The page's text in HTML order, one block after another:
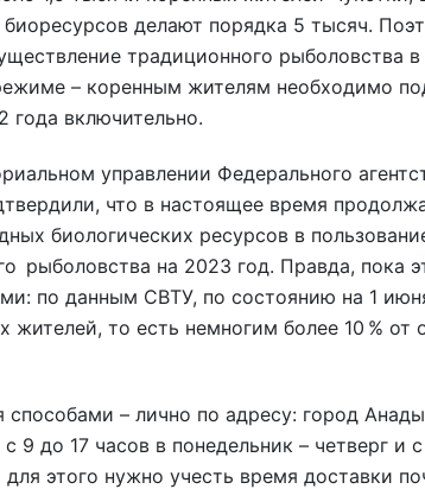
делают порядка 5 тысяч.
традиционного рыболовства
– коренным жителям необходимо
года включительно.
управлении Федерального
что в настоящее время
биологических ресурсов в
рыболовства на 2023 год. Правда, пока
по данным СВТУ, по состоянию на 1
то есть немногим более 10 % от
– лично по адресу: город
9 до 17 часов в понедельник – четверг и
этого нужно учесть время доставки